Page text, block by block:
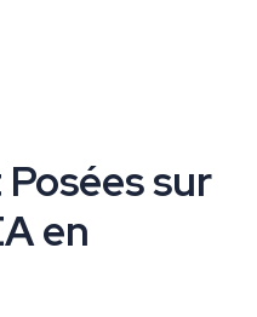
sur
en